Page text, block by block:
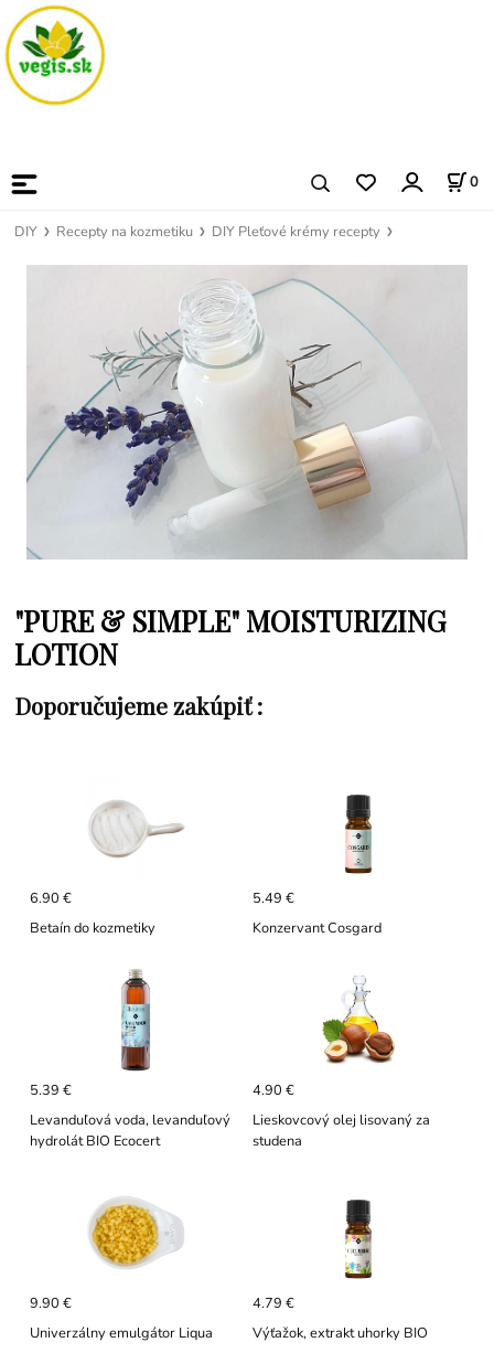
0
DIY Recepty na kozmetiku DIY Pleťové krémy recepty
"PURE & SIMPLE" MOISTURIZING
LOTION
Doporučujeme zakúpiť :
6.90 €
Betaín do kozmetiky
5.49 €
Konzervant Cosgard
5.39 €
Levanduľová voda, levanduľový
hydrolát BIO Ecocert
4.90 €
Lieskovcový olej lisovaný za
studena
9.90 €
Univerzálny emulgátor Liqua
4.79 €
Výťažok, extrakt uhorky BIO